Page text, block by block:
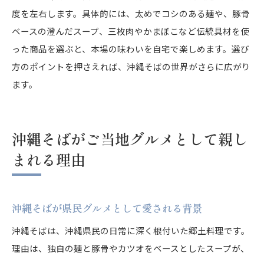
度を左右します。具体的には、太めでコシのある麺や、豚骨
ベースの澄んだスープ、三枚肉やかまぼこなど伝統具材を使
った商品を選ぶと、本場の味わいを自宅で楽しめます。選び
方のポイントを押さえれば、沖縄そばの世界がさらに広がり
ます。
沖縄そばがご当地グルメとして親し
まれる理由
沖縄そばが県民グルメとして愛される背景
沖縄そばは、沖縄県民の日常に深く根付いた郷土料理です。
理由は、独自の麺と豚骨やカツオをベースとしたスープが、